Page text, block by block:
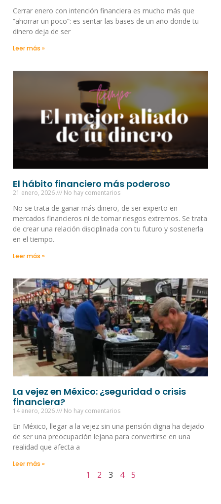
Cerrar enero con intención financiera es mucho más que
“ahorrar un poco”: es sentar las bases de un año donde tu
dinero deja de ser
Leer más »
El hábito financiero más poderoso
21 enero, 2026 No hay comentarios
No se trata de ganar más dinero, de ser experto en
mercados financieros ni de tomar riesgos extremos. Se trata
de crear una relación disciplinada con tu futuro y sostenerla
en el tiempo.
Leer más »
La vejez en México: ¿seguridad o crisis
financiera?
14 enero, 2026 No hay comentarios
En México, llegar a la vejez sin una pensión digna ha dejado
de ser una preocupación lejana para convertirse en una
realidad que afecta a
Leer más »
1 2 3 4 5